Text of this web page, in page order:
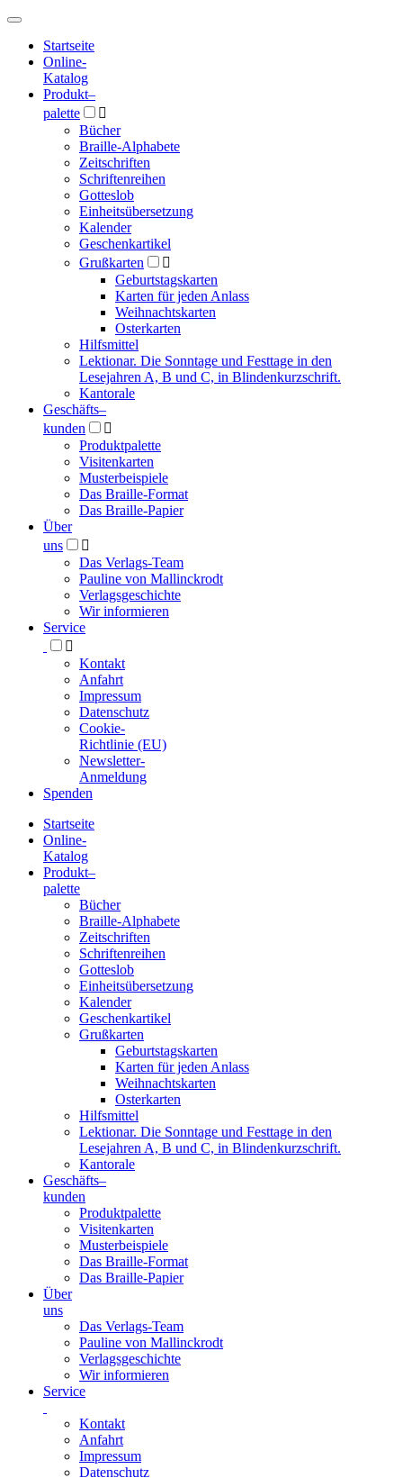
Hauptmenü
Hauptmenü
Startseite
Online-
Katalog
Produkt–
palette

Bücher
Braille-Alphabete
Zeitschriften
Schriftenreihen
Gotteslob
Einheitsübersetzung
Kalender
Geschenkartikel
Grußkarten

Geburtstagskarten
Karten für jeden Anlass
Weihnachtskarten
Osterkarten
Hilfsmittel
Lektionar. Die Sonntage und Festtage in den
Lesejahren A, B und C, in Blindenkurzschrift.
Kantorale
Geschäfts­–
kunden

Produktpalette
Visitenkarten
Musterbeispiele
Das Braille-Format
Das Braille-Papier
Über
uns

Das Verlags-Team
Pauline von Mallinckrodt
Verlagsgeschichte
Wir informieren
Service

Kontakt
Anfahrt
Impressum
Datenschutz
Cookie-
Richtlinie (EU)
Newsletter-
Anmeldung
Spenden
Blindenschrift-
Verlag
Druckerei
gGmbH
Startseite
Online-
Katalog
Produkt–
palette
Bücher
Braille-Alphabete
Zeitschriften
Schriftenreihen
Gotteslob
Einheitsübersetzung
Kalender
Geschenkartikel
Grußkarten
Geburtstagskarten
Karten für jeden Anlass
Weihnachtskarten
Osterkarten
Hilfsmittel
Lektionar. Die Sonntage und Festtage in den
Lesejahren A, B und C, in Blindenkurzschrift.
Kantorale
Geschäfts­–
kunden
Produktpalette
Visitenkarten
Musterbeispiele
Das Braille-Format
Das Braille-Papier
Über
uns
Das Verlags-Team
Pauline von Mallinckrodt
Verlagsgeschichte
Wir informieren
Service
Kontakt
Anfahrt
Impressum
Datenschutz